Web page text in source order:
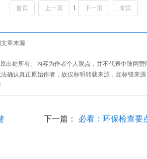
首页 上一页 1 下一页 末页
章来源
出处所有。内容为作者个人观点，并不代表中玻网
确认真正原始作者，故仅标明转载来源，如标错来
下一篇： 必看：环保检查要